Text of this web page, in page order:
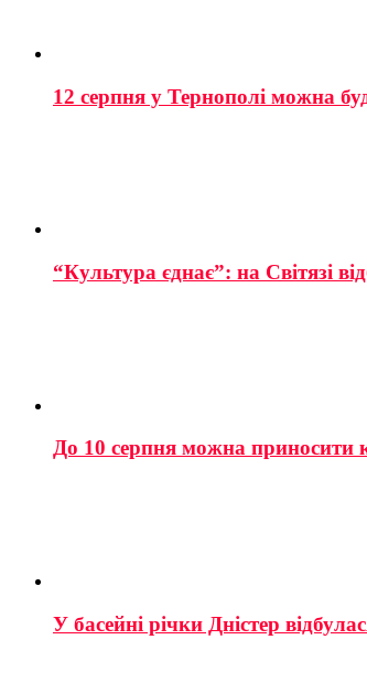
12 серпня у Тернополі можна
“Культура єднає”: на Світязі
До 10 серпня можна приносити
У басейні річки Дністер